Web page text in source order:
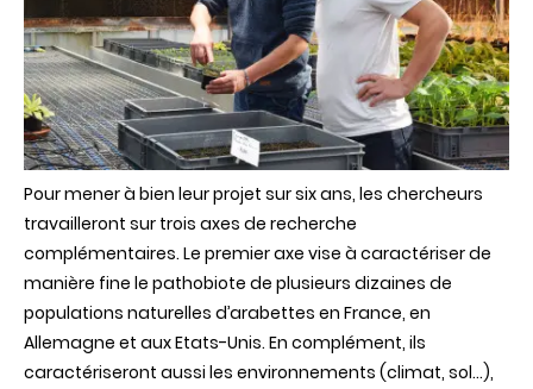
Pour mener à bien leur projet sur six ans, les chercheurs
travailleront sur trois axes de recherche
complémentaires. Le premier axe vise à caractériser de
manière fine le pathobiote de plusieurs dizaines de
populations naturelles d’arabettes en France, en
Allemagne et aux Etats-Unis. En complément, ils
caractériseront aussi les environnements (climat, sol…),